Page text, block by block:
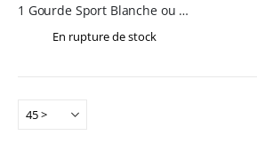
1 Gourde Sport Blanche ou Grise - 750 ml - SPARK
En rupture de stock